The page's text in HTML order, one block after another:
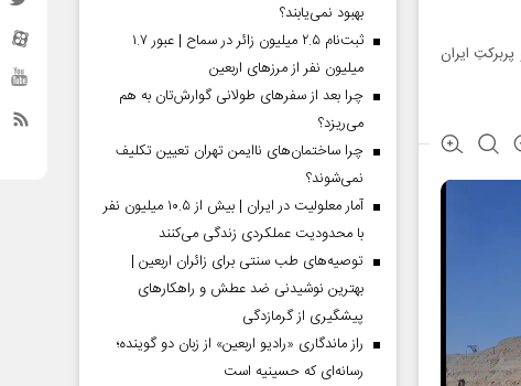
ایران
بهبود نمی‌یابند؟
ثبت‌نام ۲.۵ میلیون زائر در سماح | عبور ۱.۷
میلیون نفر از مرز‌های اربعین
چرا بعد از سفرهای طولانی گوارش‌تان به هم
می‌ریزد؟
چرا ساختمان‌های ناایمن تهران تعیین تکلیف
نمی‌شوند؟
آمار معلولیت در ایران | بیش از ۱۰.۵ میلیون نفر
با محدودیت عملکردی زندگی می‌کنند
توصیه‌های طب سنتی برای زائران اربعین |
بهترین نوشیدنی ضد عطش و راهکارهای
پیشگیری از گرمازدگی
راز ماندگاری «رادیو اربعین» از زبان دو گوینده؛
رسانه‌ای که حسینیه است